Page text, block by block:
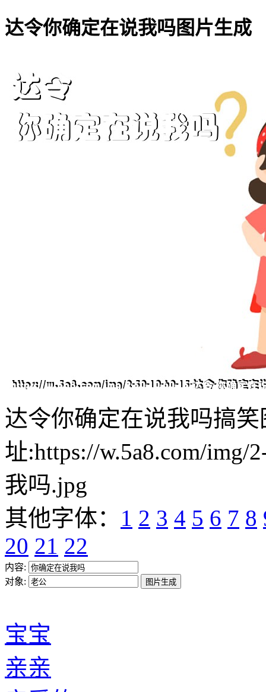
达令你确定在说我吗图片生成
达令你确定在说我吗搞笑
址:https://w.5a8.com/img/
我吗.jpg
其他字体： 1 2 3 4 5 6 7 8
20 21 22
内容:
对象:
宝宝
亲亲